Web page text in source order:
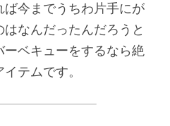
今までうちわ片手にが
なんだったんだろうと
ベキューをするなら絶
テムです。